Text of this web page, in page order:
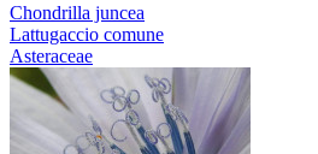
Chondrilla juncea
Lattugaccio comune
Asteraceae